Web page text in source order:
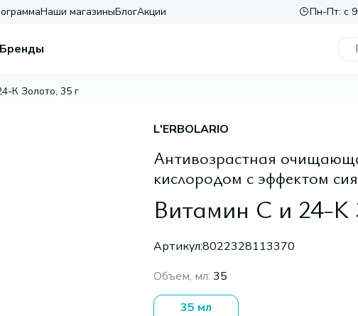
Наши магазиныБлогАкции Пн-Пт: с
Бренды
К Золото, 35 г
L'ERBOLARIO
Антивозрастная
кислородом с эффектом
Витамин С и 24-К
Артикул:8022328113370
Объем, мл: 35
35 мл